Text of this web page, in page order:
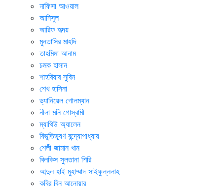
নাফিসা আওয়াল
আনিসুল
আরিফ হৃদয়
মুনতাসির মাহদি
তাহমিমা আনাম
চমক হাসান
শাহরিয়ার সুবিন
শেখ হাসিনা
ড্যানিয়েল গোলম্যান
নীলা মনি গোস্বামী
ম্যাথিউ অ্যালেন
বিভূতিভূষণ বন্দ্যোপাধ্যায়
শেলী জামান খান
বিলকিস সুলতানা শিরি
আব্দুল হাই মুহাম্মাদ সাইফুল্ললাহ
কবির বিন আনোয়ার